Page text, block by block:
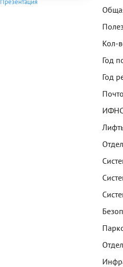
Презентация
Кол-
Год
Год